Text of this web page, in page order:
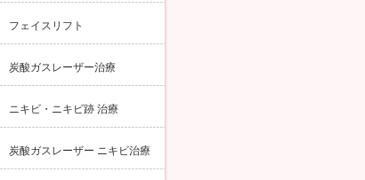
フェイスリフト
炭酸ガスレーザー治療
ニキビ・ニキビ跡 治療
炭酸ガスレーザー ニキビ治療